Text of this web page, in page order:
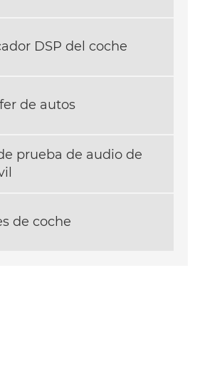
DSP del coche
de autos
prueba de audio de
de coche